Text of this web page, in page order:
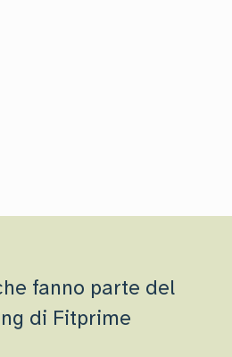
fanno parte del
di Fitprime